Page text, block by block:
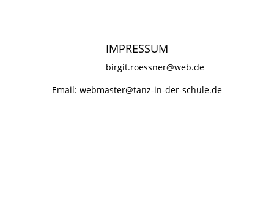
IMPRESSUM
birgit.roessner@web.de
Email: webmaster@tanz-in-der-schule.de